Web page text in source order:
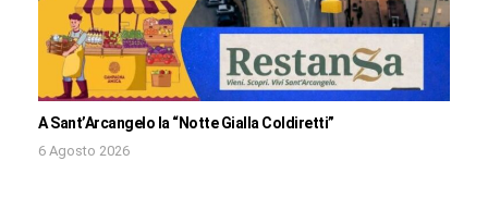
A Sant’Arcangelo la “Notte Gialla Coldiretti”
6 Agosto 2026